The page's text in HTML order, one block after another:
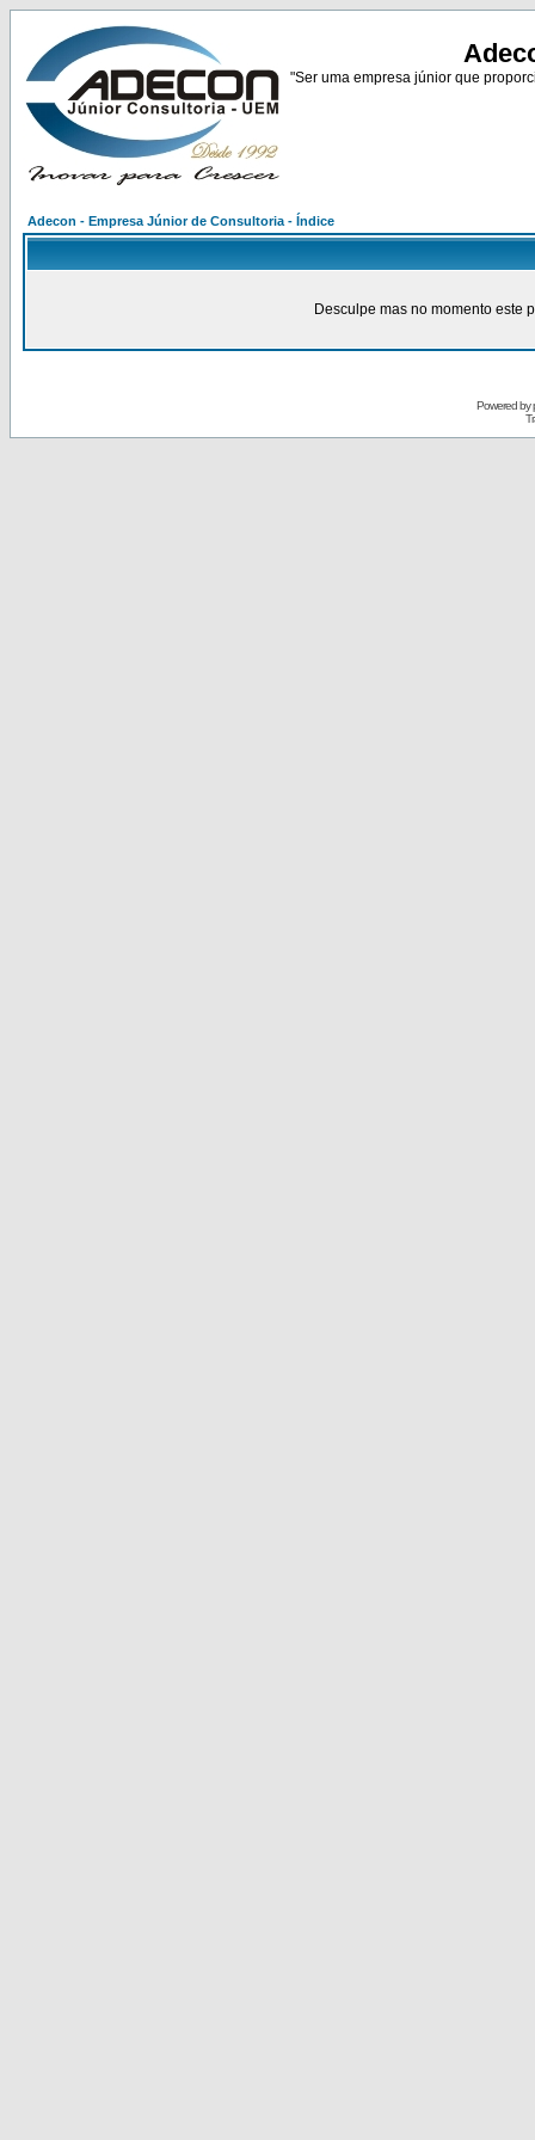
"Ser uma empresa júnior que
Adecon - Empresa Júnior de Consultoria - Índice
Desculpe mas no momento este
Powered by